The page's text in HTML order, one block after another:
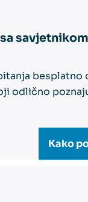
odlično
Kako